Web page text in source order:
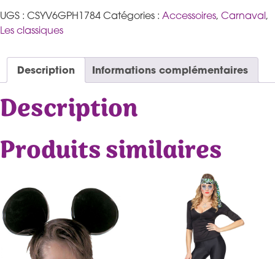
UGS : CSYV6GPH1784 Catégories : Accessoires, Carnaval,
Les classiques
Description Informations complémentaires
Description
Produits similaires